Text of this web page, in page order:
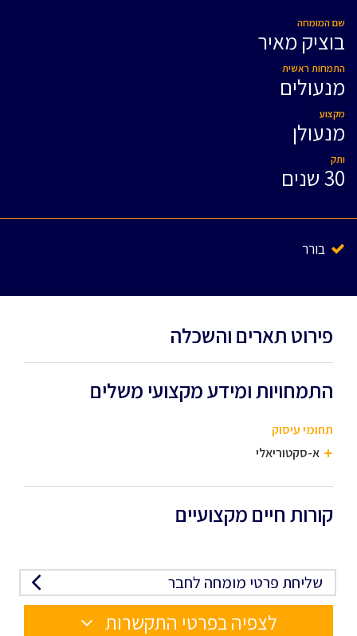
שם המומחה
בוציק מאיר
התמחות ראשית
מנעולים
מקצוע
מנעולן
ותק
30 שנים
בורר
פירוט תארים והשכלה
התמחויות ומידע מקצועי משלים
תחומי עיסוק
א-סקטוריאלי
קורות חיים מקצועיים
שליחת פרטי מומחה לחבר
לצפיה בפרטי התקשרות